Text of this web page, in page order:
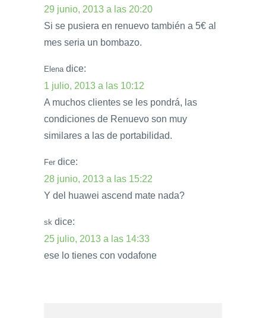
29 junio, 2013 a las 20:20
Si se pusiera en renuevo también a 5€ al
mes seria un bombazo.
Elena dice:
1 julio, 2013 a las 10:12
A muchos clientes se les pondrá, las
condiciones de Renuevo son muy
similares a las de portabilidad.
Fer dice:
28 junio, 2013 a las 15:22
Y del huawei ascend mate nada?
sk dice:
25 julio, 2013 a las 14:33
ese lo tienes con vodafone